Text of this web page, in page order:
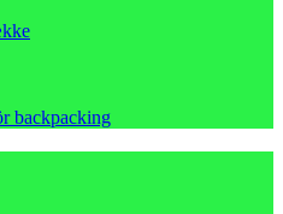
backpacking